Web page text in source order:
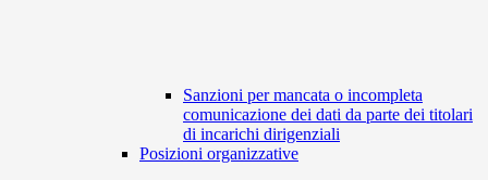
Sanzioni per mancata o incompleta
comunicazione dei dati da parte dei titolari
di incarichi dirigenziali
Posizioni organizzative